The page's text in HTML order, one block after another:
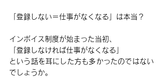
「登録しない＝仕事がなくなる」は本当？
インボイス制度が始まった当初、
「登録しなければ仕事がなくなる」
という話を耳にした方も多かったのではない
でしょうか。